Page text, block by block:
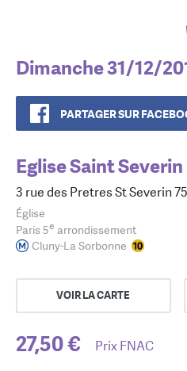
Dimanche 31/12/
PARTAGER SUR
Eglise Saint Severin
3 rue des Pretres St Severin
Église
Paris 5e arrondissement
Cluny-La Sorbonne
VOIR LA CARTE
27,50 € Prix FNAC